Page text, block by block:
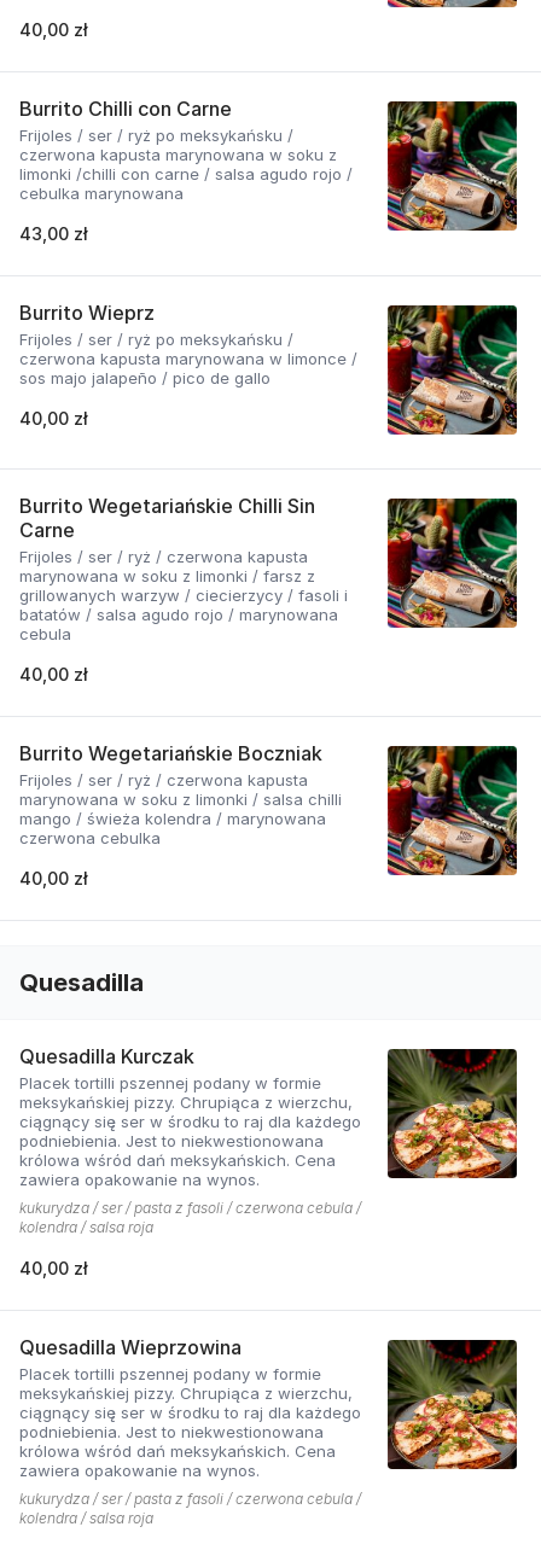
40,00 zł
Burrito Chilli con Carne
Frijoles / ser / ryż po meksykańsku /
czerwona kapusta marynowana w soku z
limonki /chilli con carne / salsa agudo rojo /
cebulka marynowana
43,00 zł
Burrito Wieprz
Frijoles / ser / ryż po meksykańsku /
czerwona kapusta marynowana w limonce /
sos majo jalapeño / pico de gallo
40,00 zł
Burrito Wegetariańskie Chilli Sin
Carne
Frijoles / ser / ryż / czerwona kapusta
marynowana w soku z limonki / farsz z
grillowanych warzyw / ciecierzycy / fasoli i
batatów / salsa agudo rojo / marynowana
cebula
40,00 zł
Burrito Wegetariańskie Boczniak
Frijoles / ser / ryż / czerwona kapusta
marynowana w soku z limonki / salsa chilli
mango / świeża kolendra / marynowana
czerwona cebulka
40,00 zł
Quesadilla
Quesadilla Kurczak
Placek tortilli pszennej podany w formie
meksykańskiej pizzy. Chrupiąca z wierzchu,
ciągnący się ser w środku to raj dla każdego
podniebienia. Jest to niekwestionowana
królowa wśród dań meksykańskich. Cena
zawiera opakowanie na wynos.
kukurydza / ser / pasta z fasoli / czerwona cebula /
kolendra / salsa roja
40,00 zł
Quesadilla Wieprzowina
Placek tortilli pszennej podany w formie
meksykańskiej pizzy. Chrupiąca z wierzchu,
ciągnący się ser w środku to raj dla każdego
podniebienia. Jest to niekwestionowana
królowa wśród dań meksykańskich. Cena
zawiera opakowanie na wynos.
kukurydza / ser / pasta z fasoli / czerwona cebula /
kolendra / salsa roja